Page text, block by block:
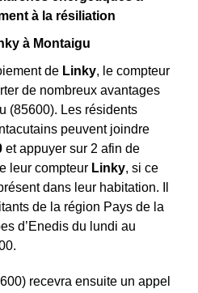
à la résiliation
à Montaigu
de Linky, le compteur
de nombreux avantages
(85600). Les résidents
peuvent joindre
et appuyer sur 2 afin de
leur compteur Linky, si ce
dans leur habitation. Il
de la région Pays de la
d’Enedis du lundi au
recevra ensuite un appel